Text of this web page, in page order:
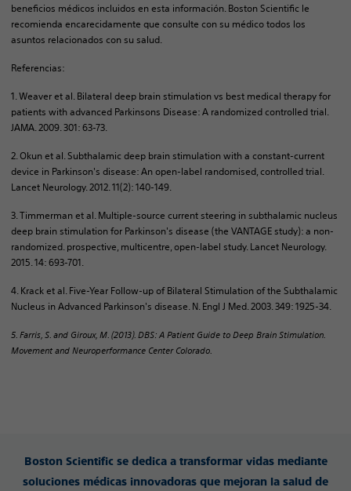
beneficios médicos incluidos en esta información. Boston Scientific le
recomienda encarecidamente que consulte con su médico todos los
asuntos relacionados con su salud.
Referencias:
1. Weaver et al. Bilateral deep brain stimulation vs best medical therapy for
patients with advanced Parkinsons Disease: A randomized controlled trial.
JAMA. 2009. 301: 63-73.
2. Okun et al. Subthalamic deep brain stimulation with a constant-current
device in Parkinson's disease: An open-label randomised, controlled trial.
Lancet Neurology. 2012. 11(2): 140-149.
3. Timmerman et al. Multiple-source current steering in subthalamic nucleus
deep brain stimulation for Parkinson's disease (the VANTAGE study): a non-
randomized. prospective, multicentre, open-label study. Lancet Neurology.
2015. 14: 693-701.
4. Krack et al. Five-Year Follow-up of Bilateral Stimulation of the Subthalamic
Nucleus in Advanced Parkinson's disease. N. Engl J Med. 2003. 349: 1925-34.
5. Farris, S. and Giroux, M. (2013). DBS: A Patient Guide to Deep Brain Stimulation.
Movement and Neuroperformance Center Colorado.
Boston Scientific se dedica a transformar vidas mediante
soluciones médicas innovadoras que mejoran la salud de